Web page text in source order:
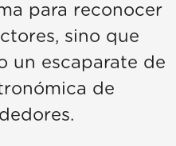
para reconocer
sino que
un escaparate de
de